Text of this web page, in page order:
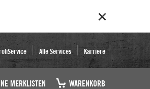
Alle Services Karriere
MERKLISTEN WARENKORB